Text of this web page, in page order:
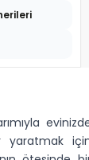
yaratmak